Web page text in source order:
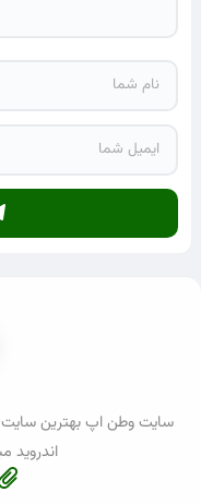
سایت وطن اپ بهترین سایت
اندروید